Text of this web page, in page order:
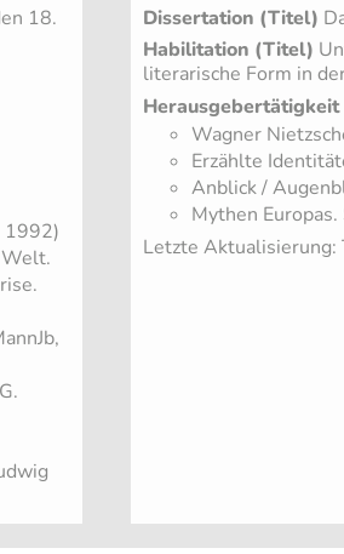
18.
1992)
Welt.
Dissertation (Titel)
Habilitation (Titel)
literarische Form in
Herausgebertätigkeit
Wagner
Erzählte
Anblick /
Mythen
Letzte